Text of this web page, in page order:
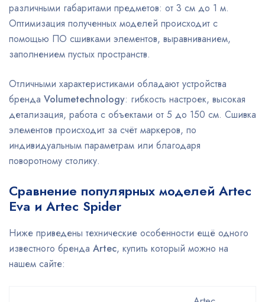
различными габаритами предметов: от 3 см до 1 м.
Оптимизация полученных моделей происходит с
помощью ПО сшивками элементов, выравниванием,
заполнением пустых пространств.
Отличными характеристиками обладают устройства
бренда Volumetechnology: гибкость настроек, высокая
детализация, работа с объектами от 5 до 150 см. Сшивка
элементов происходит за счёт маркеров, по
индивидуальным параметрам или благодаря
поворотному столику.
Сравнение популярных моделей Artec
Eva и Artec Spider
Ниже приведены технические особенности ещё одного
известного бренда Artec, купить который можно на
нашем сайте: